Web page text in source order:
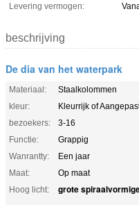
Levering vermogen:
beschrijving
De dia van het waterpark
Materiaal:
Staalkolommen
kleur:
Kleurrijk of
bezoekers:
3-16
Functie:
Grappig
Wanrantty:
Een jaar
Maat:
Op maat
Hoog licht:
grote